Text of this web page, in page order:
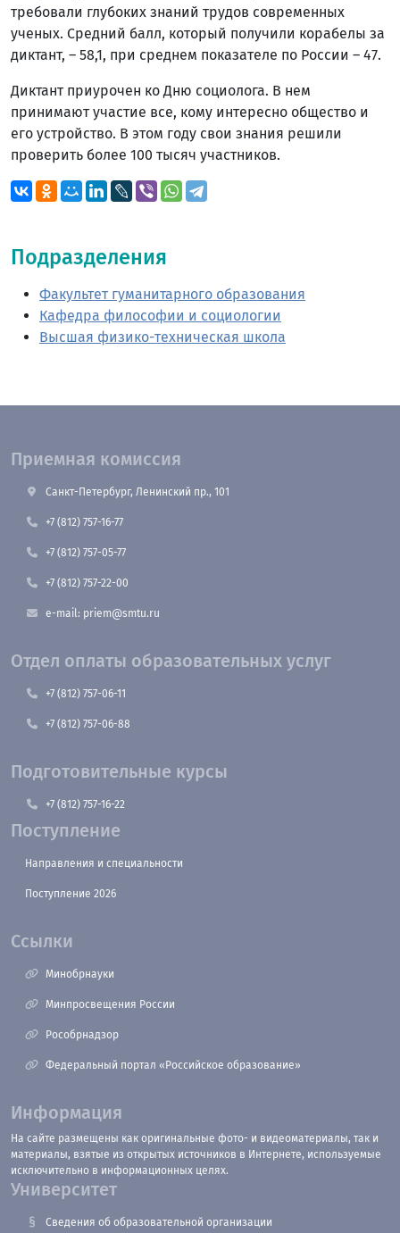
требовали глубоких знаний трудов современных
ученых. Средний балл, который получили корабелы за
диктант, – 58,1, при среднем показателе по России – 47.
Диктант приурочен ко Дню социолога. В нем
принимают участие все, кому интересно общество и
его устройство. В этом году свои знания решили
проверить более 100 тысяч участников.
Подразделения
Факультет гуманитарного образования
Кафедра философии и социологии
Высшая физико-техническая школа
Приемная комиссия
Санкт-Петербург, Ленинский пр., 101
+7 (812) 757-16-77
+7 (812) 757-05-77
+7 (812) 757-22-00
e-mail: priem@smtu.ru
Отдел оплаты образовательных услуг
+7 (812) 757-06-11
+7 (812) 757-06-88
Подготовительные курсы
+7 (812) 757-16-22
Поступление
Направления и специальности
Поступление 2026
Ссылки
Минобрнауки
Минпросвещения России
Рособрнадзор
Федеральный портал «Российское образование»
Информация
На сайте размещены как оригинальные фото- и видеоматериалы, так и
материалы, взятые из открытых источников в Интернете, используемые
исключительно в информационных целях.
Университет
Сведения об образовательной организации